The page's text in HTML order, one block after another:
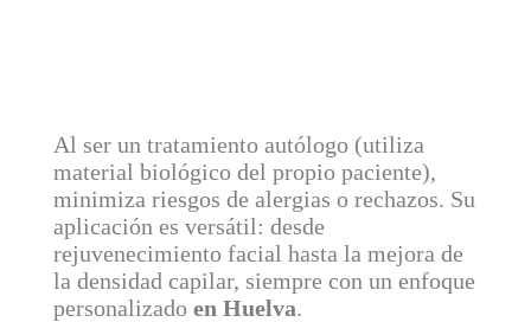
Al ser un tratamiento autólogo (utiliza
material biológico del propio paciente),
minimiza riesgos de alergias o rechazos. Su
aplicación es versátil: desde
rejuvenecimiento facial hasta la mejora de
la densidad capilar, siempre con un enfoque
personalizado en Huelva.